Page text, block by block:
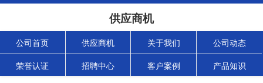
供应商机
公司首页 供应商机 关于我们 公司动态
荣誉认证 招聘中心 客户案例 产品知识